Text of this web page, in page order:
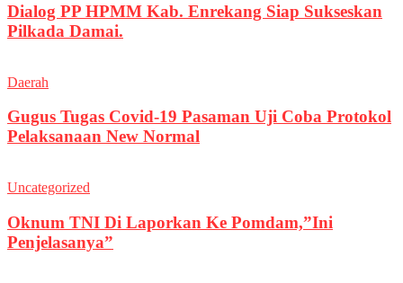
Dialog PP HPMM Kab. Enrekang Siap Sukseskan
Pilkada Damai.
Daerah
Gugus Tugas Covid-19 Pasaman Uji Coba Protokol
Pelaksanaan New Normal
Uncategorized
Oknum TNI Di Laporkan Ke Pomdam,”Ini
Penjelasanya”